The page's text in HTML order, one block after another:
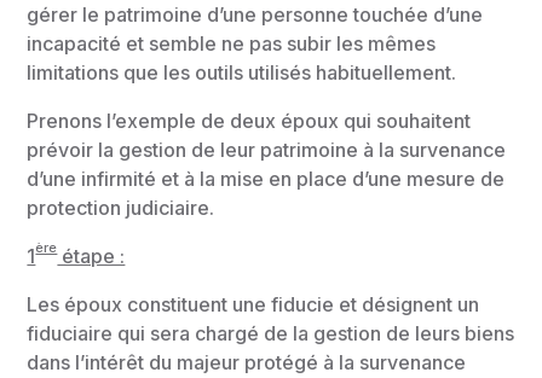
gérer le patrimoine d’une personne touchée d’une
incapacité et semble ne pas subir les mêmes
limitations que les outils utilisés habituellement.
Prenons l’exemple de deux époux qui souhaitent
prévoir la gestion de leur patrimoine à la survenance
d’une infirmité et à la mise en place d’une mesure de
protection judiciaire.
1èreétape :
Les époux constituent une fiducie et désignent un
fiduciaire qui sera chargé de la gestion de leurs biens
dans l’intérêt du majeur protégé à la survenance